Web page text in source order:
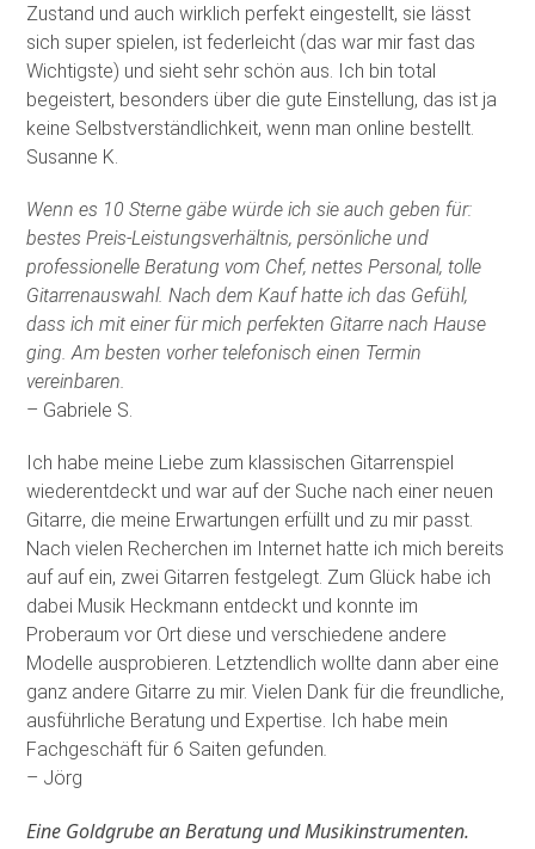
Zustand und auch wirklich perfekt eingestellt, sie lässt
sich super spielen, ist federleicht (das war mir fast das
Wichtigste) und sieht sehr schön aus. Ich bin total
begeistert, besonders über die gute Einstellung, das ist ja
keine Selbstverständlichkeit, wenn man online bestellt.
Susanne K.
Wenn es 10 Sterne gäbe würde ich sie auch geben für:
bestes Preis-Leistungsverhältnis, persönliche und
professionelle Beratung vom Chef, nettes Personal, tolle
Gitarrenauswahl. Nach dem Kauf hatte ich das Gefühl,
dass ich mit einer für mich perfekten Gitarre nach Hause
ging. Am besten vorher telefonisch einen Termin
vereinbaren.
– Gabriele S.
Ich habe meine Liebe zum klassischen Gitarrenspiel
wiederentdeckt und war auf der Suche nach einer neuen
Gitarre, die meine Erwartungen erfüllt und zu mir passt.
Nach vielen Recherchen im Internet hatte ich mich bereits
auf auf ein, zwei Gitarren festgelegt. Zum Glück habe ich
dabei Musik Heckmann entdeckt und konnte im
Proberaum vor Ort diese und verschiedene andere
Modelle ausprobieren. Letztendlich wollte dann aber eine
ganz andere Gitarre zu mir. Vielen Dank für die freundliche,
ausführliche Beratung und Expertise. Ich habe mein
Fachgeschäft für 6 Saiten gefunden
– Jörg
Eine Goldgrube an Beratung und Musikinstrumenten.